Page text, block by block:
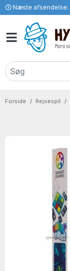
Næste afsendelse:
Forside Rejsespil